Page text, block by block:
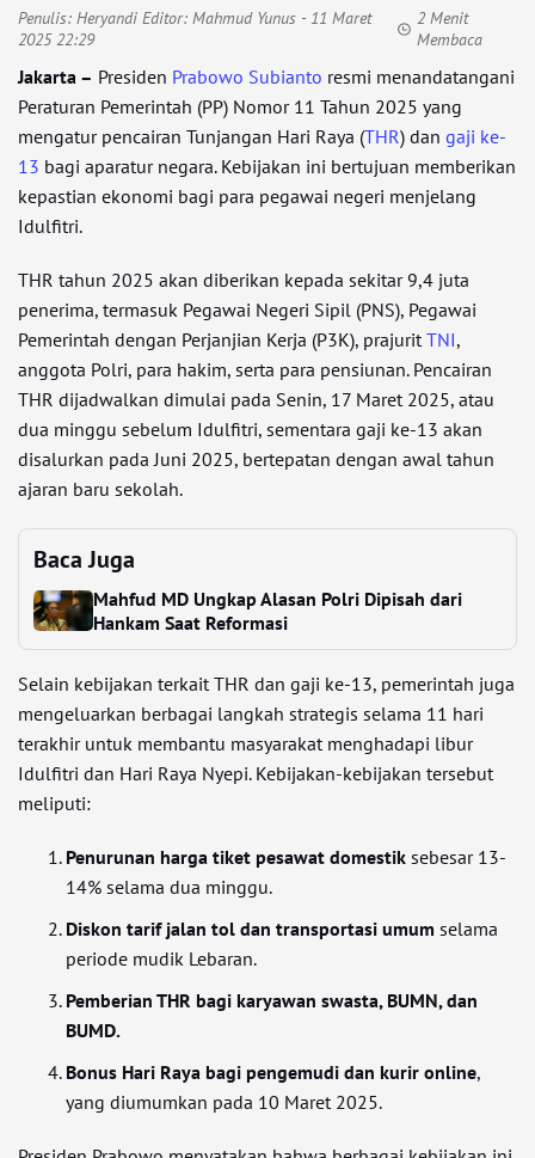
Penulis: Heryandi Editor: Mahmud Yunus - 11 Maret
2025 22:29
2 Menit
Membaca
Jakarta – Presiden Prabowo Subianto resmi menandatangani
Peraturan Pemerintah (PP) Nomor 11 Tahun 2025 yang
mengatur pencairan Tunjangan Hari Raya (THR) dan gaji ke-
13 bagi aparatur negara. Kebijakan ini bertujuan memberikan
kepastian ekonomi bagi para pegawai negeri menjelang
Idulfitri.
THR tahun 2025 akan diberikan kepada sekitar 9,4 juta
penerima, termasuk Pegawai Negeri Sipil (PNS), Pegawai
Pemerintah dengan Perjanjian Kerja (P3K), prajuritTNI,
anggota Polri, para hakim, serta para pensiunan. Pencairan
THR dijadwalkan dimulai pada Senin, 17 Maret 2025, atau
dua minggu sebelum Idulfitri, sementara gaji ke-13 akan
disalurkan pada Juni 2025, bertepatan dengan awal tahun
ajaran baru sekolah.
Baca Juga
Mahfud MD Ungkap Alasan Polri Dipisah dari
Hankam Saat Reformasi
Selain kebijakan terkait THR dan gaji ke-13, pemerintah juga
mengeluarkan berbagai langkah strategis selama 11 hari
terakhir untuk membantu masyarakat menghadapi libur
Idulfitri dan Hari Raya Nyepi. Kebijakan-kebijakan tersebut
meliputi:
Penurunan harga tiket pesawat domestik sebesar 13-
14% selama dua minggu.
Diskon tarif jalan tol dan transportasi umum selama
periode mudik Lebaran.
Pemberian THR bagi karyawan swasta, BUMN, dan
BUMD.
Bonus Hari Raya bagi pengemudi dan kurir online,
yang diumumkan pada 10 Maret 2025.